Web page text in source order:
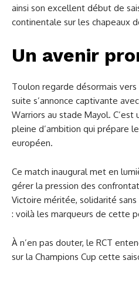
ainsi son excellent début de
continentale sur les chapeaux
Un avenir
Toulon regarde désormais vers
suite s’annonce captivante
Warriors au stade Mayol.
pleine d’ambition qui prépare
européen.
Ce match inaugural met en
gérer la pression des
Victoire méritée, solidarité
: voilà les marqueurs de cette
À n’en pas douter, le RCT
sur la Champions Cup cette